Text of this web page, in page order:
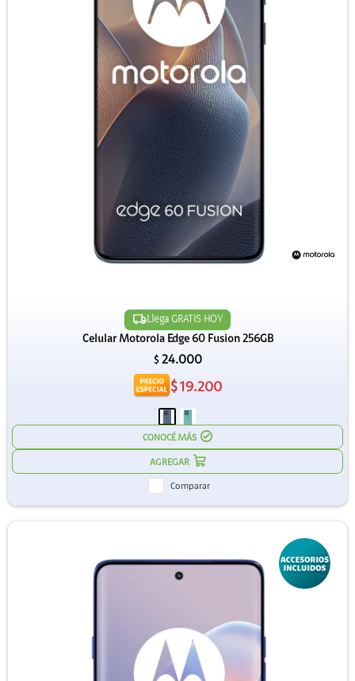
Llega GRATIS HOY
Celular Motorola Edge 60 Fusion 256GB
$ 24.000
$19.200
CONOCÉ MÁS
Comparar